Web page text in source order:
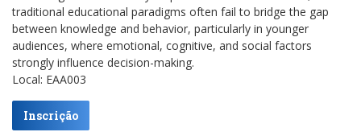
traditional educational paradigms often fail to bridge the gap
between knowledge and behavior, particularly in younger
audiences, where emotional, cognitive, and social factors
strongly influence decision-making.
Local: EAA003
Inscrição